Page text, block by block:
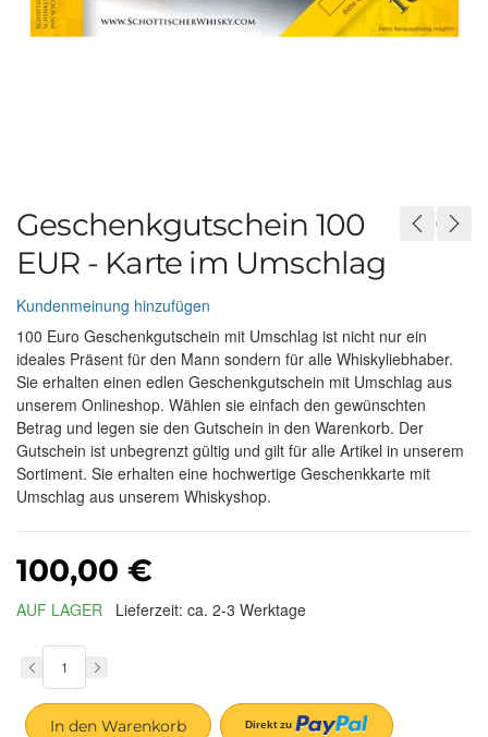
Geschenkgutschein 100
EUR - Karte im Umschlag
Kundenmeinung hinzufügen
100 Euro Geschenkgutschein mit Umschlag ist nicht nur ein
ideales Präsent für den Mann sondern für alle Whiskyliebhaber.
Sie erhalten einen edlen Geschenkgutschein mit Umschlag aus
unserem Onlineshop. Wählen sie einfach den gewünschten
Betrag und legen sie den Gutschein in den Warenkorb. Der
Gutschein ist unbegrenzt gültig und gilt für alle Artikel in unserem
Sortiment. Sie erhalten eine hochwertige Geschenkkarte mit
Umschlag aus unserem Whiskyshop.
100,00 €
AUF LAGER Lieferzeit: ca. 2-3 Werktage
In den Warenkorb